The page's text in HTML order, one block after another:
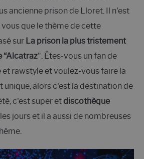
ancienne prison de Lloret. Il n'est
que le thème de cette
sur La prison la plus tristement
“Alcatraz". Êtes-vous un fan de
rawstyle et voulez-vous faire la
unique, alors c'est la destination de
c'est super et discothèque
jours et il a aussi de nombreuses